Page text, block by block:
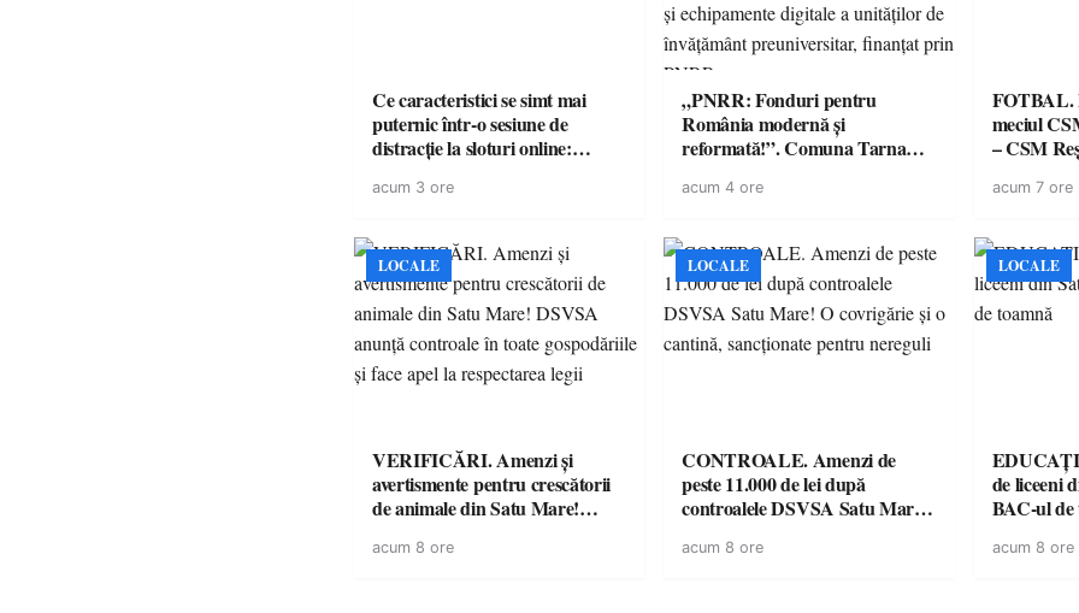
Ce caracteristici se simt mai
puternic într-o sesiune de
distracție la sloturi online:
acum 3 ore
„PNRR: Fonduri pentru
România modernă și
reformată!”. Comuna Tarna
dotare cu mobilier, materiale
a unităților de învățământ
preuniversitar, finanțat prin
PNRR
acum 4 ore
FOTBAL.
meciul
– CSM
suporteri
acum 7 ore
LOCALE
VERIFICĂRI. Amenzi și
avertismente pentru crescătorii
de animale din Satu Mare!
toate gospodăriile și face apel la
acum 8 ore
LOCALE
CONTROALE. Amenzi de
peste 11.000 de lei după
controalele DSVSA Satu Mare!
sancționate pentru nereguli
acum 8 ore
LOCALE
de liceeni
BAC-ul
acum 8 ore